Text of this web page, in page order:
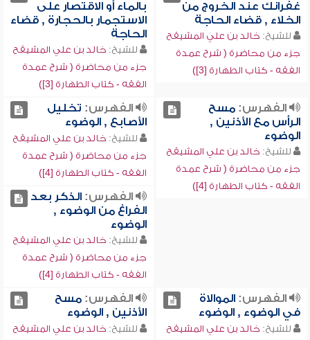
غفرانك عند الخروج من
الخلاء , قضاء الحاجة
للشيخ: خالد بن علي المشيقح
جزء من محاضرة ( شرح عمدة
الفقه - كتاب الطهارة [3])
بالماء أو الاقتصار على
الاستجمار بالحجارة , قضاء
الحاجة
للشيخ: خالد بن علي المشيقح
جزء من محاضرة ( شرح عمدة
الفقه - كتاب الطهارة [3])
الفهرس:مسح
الرأس مع الأذنين ,
الوضوء
للشيخ: خالد بن علي المشيقح
جزء من محاضرة ( شرح عمدة
الفقه - كتاب الطهارة [4])
الفهرس: تخليل
الأصابع , الوضوء
للشيخ: خالد بن علي المشيقح
جزء من محاضرة ( شرح عمدة
الفقه - كتاب الطهارة [4])
الفهرس:الذكر بعد
الفراغ من الوضوء ,
الوضوء
للشيخ: خالد بن علي المشيقح
جزء من محاضرة ( شرح عمدة
الفقه - كتاب الطهارة [4])
الفهرس:الموالاة
في الوضوء , الوضوء
للشيخ: خالد بن علي المشيقح
الفهرس:مسح
الأذنين , الوضوء
للشيخ: خالد بن علي المشيقح